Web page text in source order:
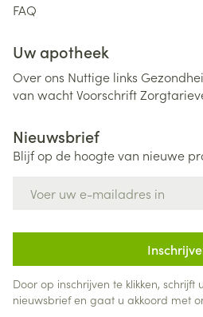
FAQ
Uw apotheek
Over ons Nuttige links
van wachtVoorschrift
Nieuwsbrief
Blijf op de hoogte van nieuwe
Door op inschrijven te klikken, schrijft
nieuwsbrief en gaat u akkoord met